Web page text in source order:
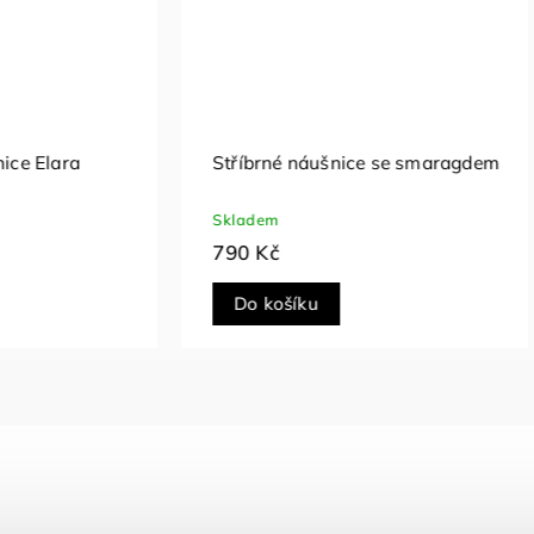
Stříbrné náušnice mechové
Skladem
990 Kč
Do košíku